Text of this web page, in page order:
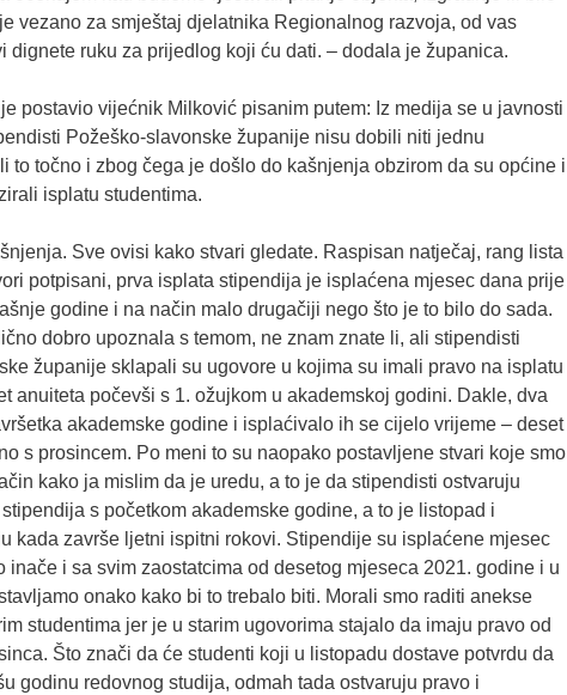
vezano za smještaj djelatnika Regionalnog razvoja, od vas
dignete ruku za prijedlog koji ću dati. – dodala je županica.
postavio vijećnik Milković pisanim putem: Iz medija se u javnosti
Požeško-slavonske županije nisu dobili niti jednu
to točno i zbog čega je došlo do kašnjenja obzirom da su općine i
isplatu studentima.
Sve ovisi kako stvari gledate. Raspisan natječaj, rang lista
potpisani, prva isplata stipendija je isplaćena mjesec dana prije
godine i na način malo drugačiji nego što je to bilo do sada.
dobro upoznala s temom, ne znam znate li, ali stipendisti
županije sklapali su ugovore u kojima su imali pravo na isplatu
anuiteta počevši s 1. ožujkom u akademskoj godini. Dakle, dva
akademske godine i isplaćivalo ih se cijelo vrijeme – deset
s prosincem. Po meni to su naopako postavljene stvari koje smo
kako ja mislim da je uredu, a to je da stipendisti ostvaruju
s početkom akademske godine, a to je listopad i
kada završe ljetni ispitni rokovi. Stipendije su isplaćene mjesec
inače i sa svim zaostatcima od desetog mjeseca 2021. godine i u
onako kako bi to trebalo biti. Morali smo raditi anekse
studentima jer je u starim ugovorima stajalo da imaju pravo od
Što znači da će studenti koji u listopadu dostave potvrdu da
godinu redovnog studija, odmah tada ostvaruju pravo i